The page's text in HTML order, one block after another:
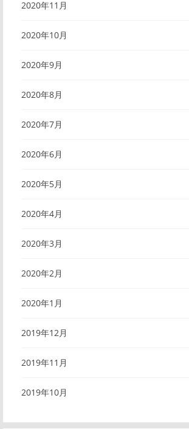
2020年11月
2020年10月
2020年9月
2020年8月
2020年7月
2020年6月
2020年5月
2020年4月
2020年3月
2020年2月
2020年1月
2019年12月
2019年11月
2019年10月